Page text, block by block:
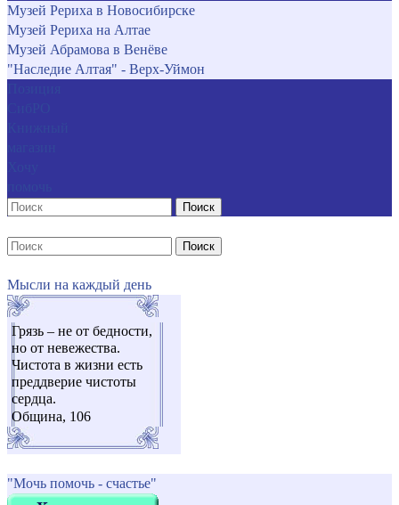
Музей Рериха в Новосибирске
Музей Рериха на Алтае
Музей Абрамова в Венёве
"Наследие Алтая" - Верх-Уймон
Поиск
Поиск
Мысли на каждый день
Грязь – не от бедности,
но от невежества.
Чистота в жизни есть
преддверие чистоты
сердца.
Община, 106
"Мочь помочь - счастье"